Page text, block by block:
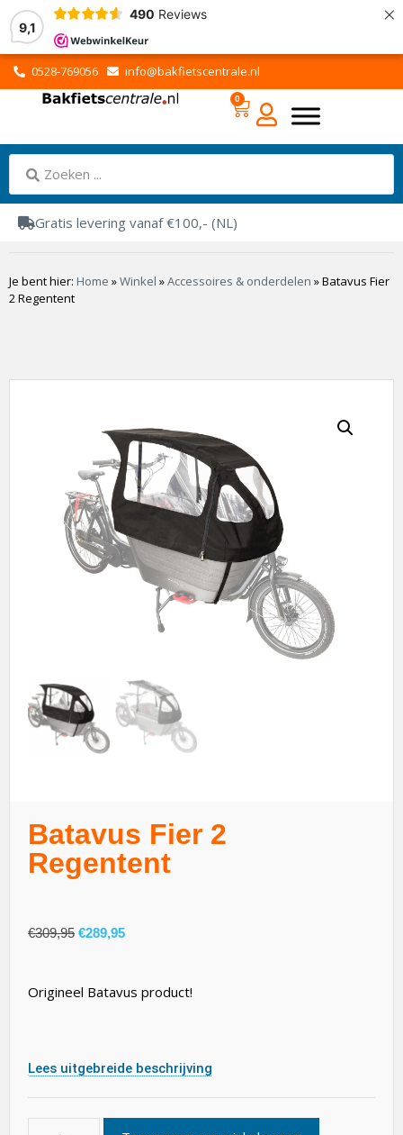
9,1
490 Reviews ×
0528-769056 info@bakfietscentrale.nl
0
Gratis levering vanaf €100,- (NL)
Je bent hier: Home »Winkel »Accessoires & onderdelen »Batavus Fier
2 Regentent
Batavus Fier 2
Regentent
€309,95 €289,95
Origineel Batavus product!
Lees uitgebreide beschrijving